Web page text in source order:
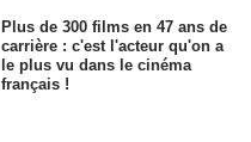
Plus de 300 films en 47 ans de
carrière : c'est l'acteur qu'on a
le plus vu dans le cinéma
français !